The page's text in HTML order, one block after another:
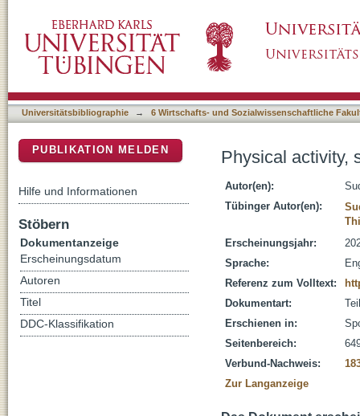
Universitätsbibliographie → 6 Wirtschafts- und Sozialwissenschaftliche
Physical activity,
Autor(en):
Tübinger Autor(en):
Erscheinungsjahr:
Sprache:
Referenz zum Volltext:
Dokumentart:
Erschienen in:
Seitenbereich:
Verbund-Nachweis:
Zur Langanzeige
PUBLIKATION MELDEN
Hilfe und Informationen
Stöbern
Dokumentanzeige
Erscheinungsdatum
Autoren
Titel
DDC-Klassifikation